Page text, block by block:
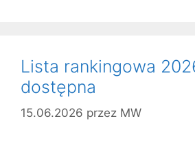
Lista rankingowa
dostępna
15.06.2026 przez MW